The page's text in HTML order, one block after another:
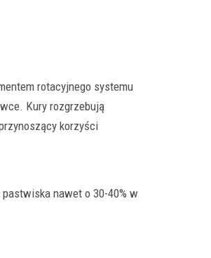
rotacyjnego systemu
Kury rozgrzebują
korzyści
nawet o 30-40% w